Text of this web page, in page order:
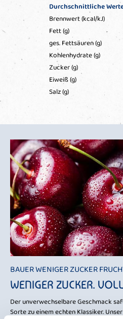
Durchschnittliche
Brennwert (kcal/kJ)
Fett (g)
ges. Fettsäuren (g)
Kohlenhydrate (g)
Zucker (g)
Eiweiß (g)
Salz (g)
BAUER WENIGER ZUCKER
WENIGER ZUCKER.
Der unverwechselbare Geschmack
Sorte zu einem echten Klassiker.